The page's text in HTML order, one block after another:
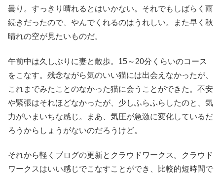
曇り。すっきり晴れるとはいかない。それでもしばらく雨
続きだったので、やんでくれるのはうれしい。また早く秋
晴れの空が見たいものだ。
午前中は久しぶりに妻と散歩。15～20分くらいのコース
をこなす。残念ながら気のいい猫には出会えなかったが、
これまでみたことのなかった猫に会うことができた。不安
や緊張はそれほどなかったが、少しふらふらしたのと、気
力がいまいちな感じ。まあ、気圧が急激に変化しているだ
ろうからしょうがないのだろうけど。
それから軽くブログの更新とクラウドワークス。クラウド
ワークスはいい感じでこなすことができ、比較的短時間で